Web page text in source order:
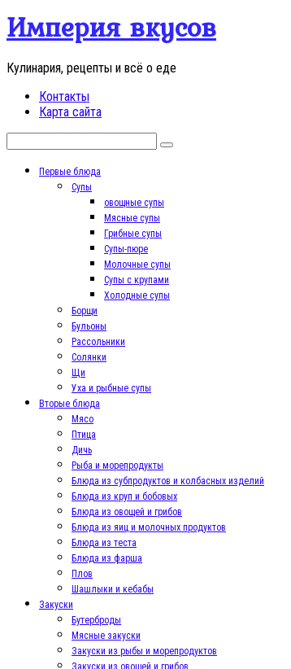
Перейти
контенту
Империя вкусов
Кулинария, рецепты и всё о еде
Контакты
Карта сайта
Первые блюда
Супы
овощные супы
Мясные супы
Грибные супы
Супы-пюре
Молочные супы
Супы с крупами
Холодные супы
Борщи
Бульоны
Рассольники
Солянки
Щи
Уха и рыбные супы
Вторые блюда
Мясо
Птица
Дичь
Рыба и морепродукты
Блюда из субпродуктов и колбасных изделий
Блюда из круп и бобовых
Блюда из овощей и грибов
Блюда из яиц и молочных продуктов
Блюда из теста
Блюда из фарша
Плов
Шашлыки и кебабы
Закуски
Бутерброды
Мясные закуски
Закуски из рыбы и морепродуктов
Закуски из овощей и грибов